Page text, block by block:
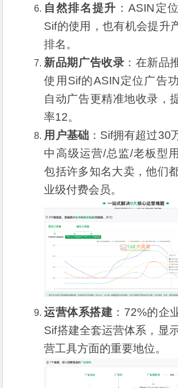
自然排名提升 ：ASIN定
Sif的使用，也有机会提升
排名。
新品期广告收录 ：在新品
使用Sif的ASIN定位广告
自动广告更精准地收录，
率12。
用户基础：Sif拥有超过30
中高级运营/总监/老板型
包括许多知名大卖，他们
业级付费会员。
运营体系搭建 ：72%的企
Sif搭建全套运营体系，显
营工具方面的重要地位。